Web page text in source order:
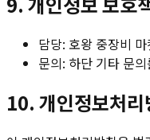
담당: 호왕 중장비
문의: 하단 기타 문
10. 개인정보처리